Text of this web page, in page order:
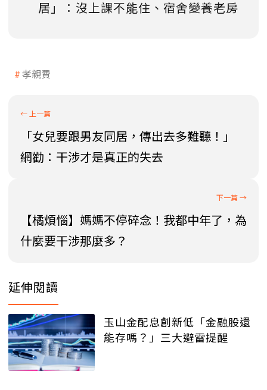
居」：沒上課不能住、宿舍變養老房
孝親費
「女兒要跟男友同居，傳出去多難聽！」
網勸：干涉才是真正的失去
【橘煩惱】媽媽不停碎念！我都中年了，為
什麼要干涉那麼多？
延伸閱讀
玉山金配息創新低「金融股還
能存嗎？」三大避雷提醒